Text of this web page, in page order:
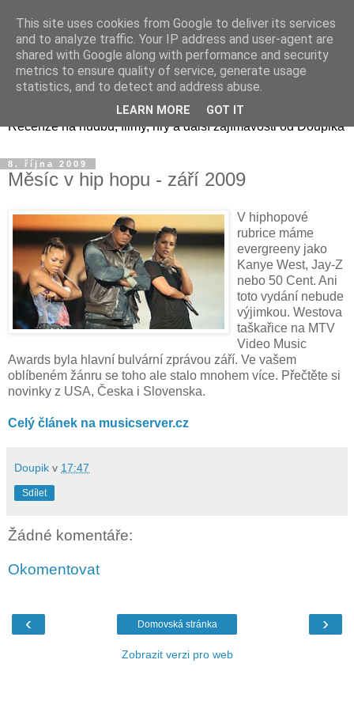
Doupikova mediální směs
Recenze na hudbu, filmy, hry a další zajímavosti od Doupika
8. října 2009
Měsíc v hip hopu - září 2009
V hiphopové
rubrice máme
evergreeny jako
Kanye West, Jay-Z
nebo 50 Cent. Ani
toto vydání nebude
výjimkou. Westova
taškařice na MTV
Video Music
Awards byla hlavní bulvární zprávou září. Ve vašem
oblíbeném žánru se toho ale stalo mnohem více. Přečtěte si
novinky z USA, Česka i Slovenska.
Celý článek na musicserver.cz
Doupik v 17:47
Sdílet
Žádné komentáře:
Okomentovat
‹ ›
Domovská stránka
Zobrazit verzi pro web
This site uses cookies from Google to deliver its services
and to analyze traffic. Your IP address and user-agent are
shared with Google along with performance and security
metrics to ensure quality of service, generate usage
statistics, and to detect and address abuse.
LEARN MORE GOT IT